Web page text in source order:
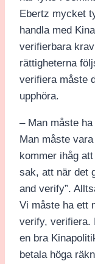
Ebertz mycket
handla med
verifierbara
rättigheterna
verifiera måste
upphöra.
– Man måste
Man måste
kommer ihåg
sak, att när det
and verify”.
Vi måste ha ett
verify, verifiera.
en bra
betala höga